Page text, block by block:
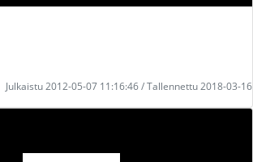
Julkaistu 2012-05-07 11:16:46 / Tallennettu 2018-03-16